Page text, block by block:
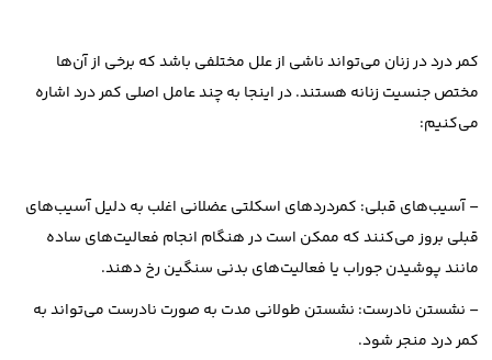
کمر درد در زنان می‌تواند ناشی از علل مختلفی باشد که برخی از آن‌ها
مختص جنسیت زنانه هستند. در اینجا به چند عامل اصلی کمر درد اشاره
می‌کنیم:
– آسیب‌های قبلی: کمردردهای اسکلتی عضلانی اغلب به دلیل آسیب‌های
قبلی بروز می‌کنند که ممکن است در هنگام انجام فعالیت‌های ساده
مانند پوشیدن جوراب یا فعالیت‌های بدنی سنگین رخ دهند.
– نشستن نادرست: نشستن طولانی مدت به صورت نادرست می‌تواند به
کمر درد منجر شود.